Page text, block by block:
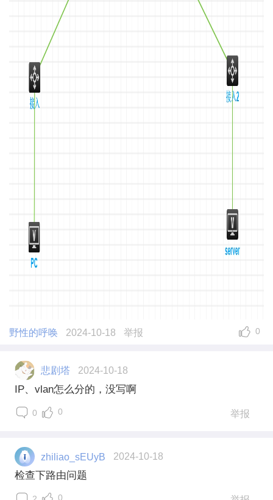
野性的呼唤 2024-10-18 举报 0
悲剧塔 2024-10-18
IP、vlan怎么分的，没写啊
0 0 举报
zhiliao_sEUyB 2024-10-18
检查下路由问题
0